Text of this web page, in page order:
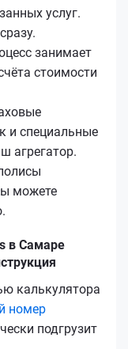
услуг.
занимает
стоимости
и специальные
агрегатор.
можете
в Самаре
калькулятора
номер
подгрузит